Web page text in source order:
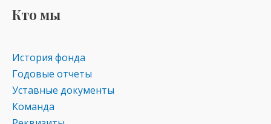
Кто мы
История фонда
Годовые отчеты
Уставные документы
Команда